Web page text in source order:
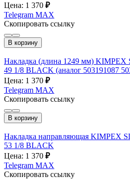
Цена: 1 370 ₽
Telegram MAX
Скопировать ссылку
В корзину
Накладка (длина 1249 мм)
49 1/8 BLACK (аналог 503191087
Цена: 1 370 ₽
Telegram MAX
Скопировать ссылку
В корзину
Накладка направляющая KIMPEX
53 1/8 BLACK
Цена: 1 370 ₽
Telegram MAX
Скопировать ссылку